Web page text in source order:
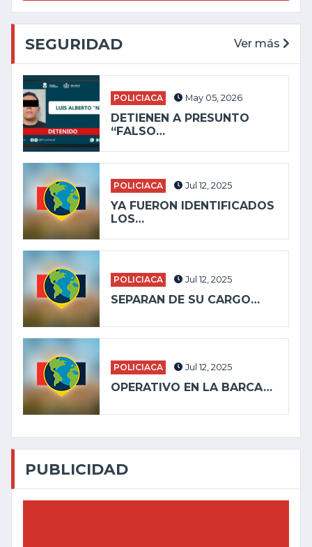
SEGURIDAD Ver más
POLICIACA May 05, 2026
DETIENEN A PRESUNTO
“FALSO…
POLICIACA Jul 12, 2025
YA FUERON IDENTIFICADOS
LOS…
POLICIACA Jul 12, 2025
SEPARAN DE SU CARGO…
POLICIACA Jul 12, 2025
OPERATIVO EN LA BARCA…
PUBLICIDAD